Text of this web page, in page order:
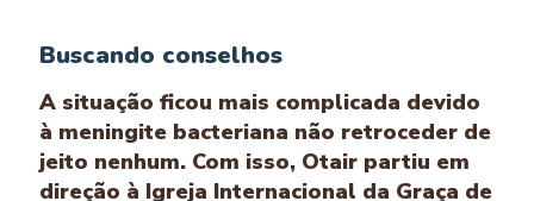
Buscando conselhos
A situação ficou mais complicada devido
à meningite bacteriana não retroceder de
jeito nenhum. Com isso, Otair partiu em
direção à Igreja Internacional da Graça de